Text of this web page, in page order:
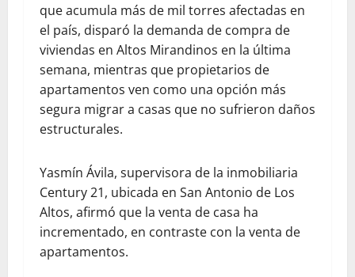
que acumula más de mil torres afectadas en
el país, disparó la demanda de compra de
viviendas en Altos Mirandinos en la última
semana, mientras que propietarios de
apartamentos ven como una opción más
segura migrar a casas que no sufrieron daños
estructurales.
Yasmín Ávila, supervisora de la inmobiliaria
Century 21, ubicada en San Antonio de Los
Altos, afirmó que la venta de casa ha
incrementado, en contraste con la venta de
apartamentos.